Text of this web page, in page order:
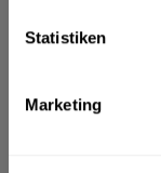
Statistiken
Marketing